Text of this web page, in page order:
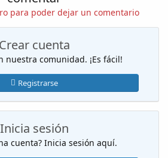
para poder dejar un comentario
Crear cuenta
nuestra comunidad. ¡Es fácil!
Registrarse
Inicia sesión
cuenta? Inicia sesión aquí.